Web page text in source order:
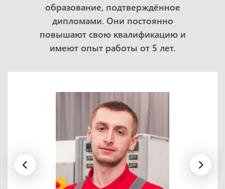
образование, подтверждённое
дипломами. Они постоянно
повышают свою квалификацию и
имеют опыт работы от 5 лет.